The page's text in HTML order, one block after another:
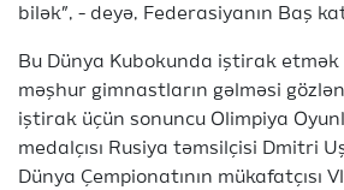
bilək”, - deyə, Federasiyanın Baş
Bu Dünya Kubokunda iştirak etmək
məşhur gimnastların gəlməsi
iştirak üçün sonuncu Olimpiya
medalçısı Rusiya təmsilçisi Dmitri
Dünya Çempionatının mükafatçısı